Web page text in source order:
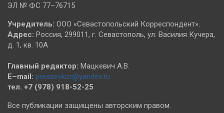
ЭЛ № ФС 77–76715
Учредитель: ООО «Севастопольский Корреспондент».
Адрес: Россия, 299011, г. Севастополь, ул. Василия Кучера,
д. 1, кв. 10А
Главный редактор: Мацкевич А.В.
E–mail: pressevkor@yandex.ru
тел. +7 (978) 918-52-25
Все публикации защищены авторским правом.